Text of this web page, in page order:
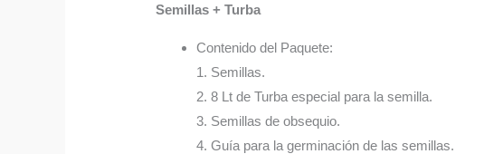
Semillas + Turba
Contenido del Paquete:
1. Semillas.
2. 8 Lt de Turba especial para la semilla.
3. Semillas de obsequio.
4. Guía para la germinación de las semillas.